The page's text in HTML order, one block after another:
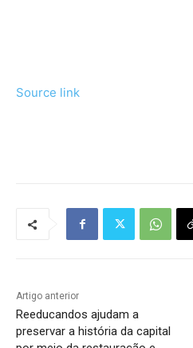
Source link
Artigo anterior
Reeducandos ajudam a
preservar a história da capital